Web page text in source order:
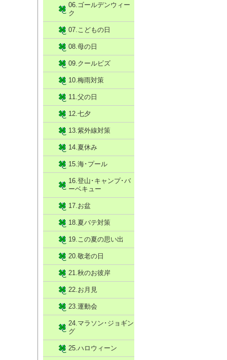
06.ゴールデンウィー
ク
07.こどもの日
08.母の日
09.クールビズ
10.梅雨対策
11.父の日
12.七夕
13.紫外線対策
14.夏休み
15.海･プール
16.登山･キャンプ･バ
ーベキュー
17.お盆
18.夏バテ対策
19.この夏の思い出
20.敬老の日
21.秋のお彼岸
22.お月見
23.運動会
24.マラソン･ジョギン
グ
25.ハロウィーン